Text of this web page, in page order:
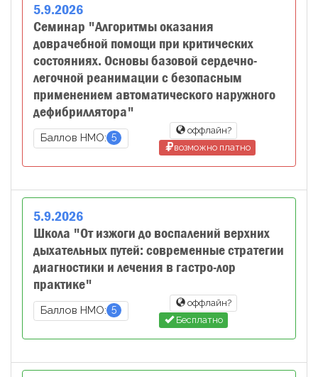
5.9.2026
Семинар "Алгоритмы оказания
доврачебной помощи при критических
состояниях. Основы базовой сердечно-
легочной реанимации с безопасным
применением автоматического наружного
дефибриллятора"
Баллов НМО: 5
оффлайн?
возможно платно
5.9.2026
Школа "От изжоги до воспалений верхних
дыхательных путей: современные стратегии
диагностики и лечения в гастро-лор
практике"
Баллов НМО: 5
оффлайн?
Бесплатно